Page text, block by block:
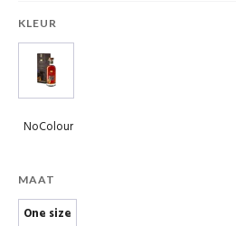
KLEUR
NoColour
MAAT
One size